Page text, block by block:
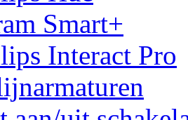
Smart+
Interact Pro